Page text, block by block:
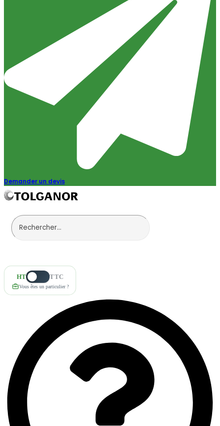
Demander un devis
HT TTC
Vous êtes un particulier ?